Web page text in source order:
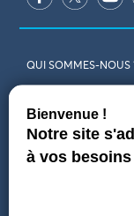
QUI SOMMES-NOUS
REJOIGNEZ-NOUS
CONTACT